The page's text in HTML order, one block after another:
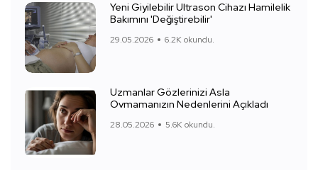
Yeni Giyilebilir Ultrason Cihazı Hamilelik
Bakımını 'Değiştirebilir'
29.05.2026 6.2K okundu.
Uzmanlar Gözlerinizi Asla
Ovmamanızın Nedenlerini Açıkladı
28.05.2026 5.6K okundu.